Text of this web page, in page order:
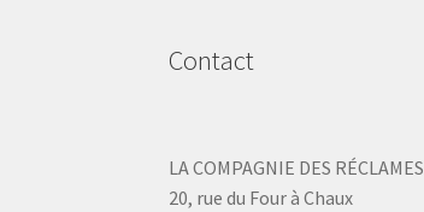
Contact
LA COMPAGNIE DES RÉCLAMES
20, rue du Four à Chaux